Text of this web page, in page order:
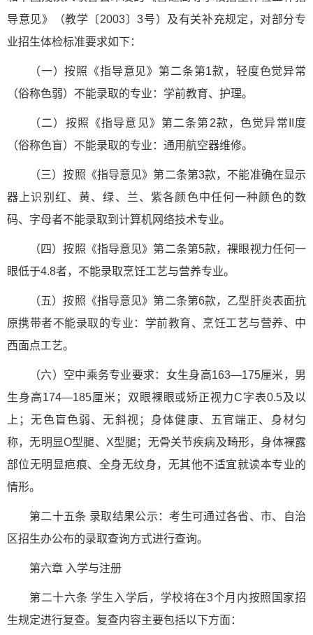
导意见》（教学〔2003〕3号）及有关补充规定，对部分专
业招生体检标准要求如下：
（一）按照《指导意见》第二条第1款，轻度色觉异常
（俗称色弱）不能录取的专业：学前教育、护理。
（二）按照《指导意见》第二条第2款，色觉异常II度
（俗称色盲）不能录取的专业：通用航空器维修。
（三）按照《指导意见》第二条第3款，不能准确在显示
器上识别红、黄、绿、兰、紫各颜色中任何一种颜色的数
码、字母者不能录取到计算机网络技术专业。
（四）按照《指导意见》第二条第5款，裸眼视力任何一
眼低于4.8者，不能录取烹饪工艺与营养专业。
（五）按照《指导意见》第二条第6款，乙型肝炎表面抗
原携带者不能录取的专业：学前教育、烹饪工艺与营养、中
西面点工艺。
（六）空中乘务专业要求：女生身高163—175厘米，男
生身高174—185厘米；双眼裸眼或矫正视力C字表0.5及以
上；无色盲色弱、无斜视；身体健康、五官端正、身材匀
称，无明显O型腿、X型腿；无骨关节疾病及畸形，身体裸露
部位无明显疤痕、全身无纹身，无其他不适宜就读本专业的
情形。
第二十五条 录取结果公示：考生可通过各省、市、自治
区招生办公布的录取查询方式进行查询。
第六章 入学与注册
第二十六条 学生入学后，学校将在3个月内按照国家招
生规定进行复查。复查内容主要包括以下方面：